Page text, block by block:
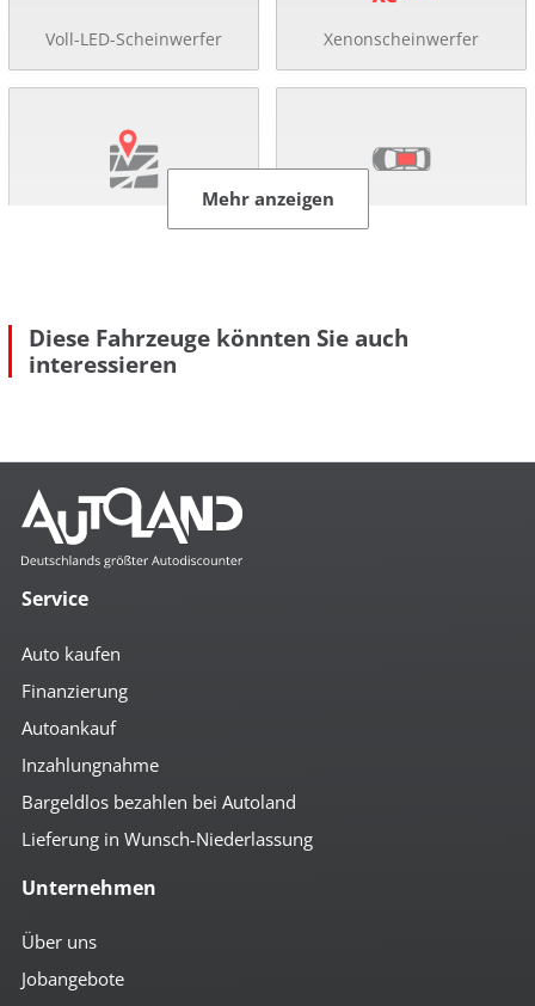
Voll-LED-Scheinwerfer Xenonscheinwerfer
Schiebe-/ Panoramadach
Mehr anzeigen
Komfort
2- Zonen Klimaautomatik
4x el. Fensterheber
Anfahrassistent
Auto Hold
autom. abblendender Innenspiegel
beheizbare Aussenspiegel
Colorverglasung
el. anklappbare Spiegel
el. Beifahrersitz
el. Fahrersitz
el. Heckklappe
Getränkehalter
höhenverst. Fahrersitz
Mehr anzeigen
Diese Fahrzeuge könnten Sie auch
interessieren
Service
Auto kaufen
Finanzierung
Autoankauf
Inzahlungnahme
Bargeldlos bezahlen bei Autoland
Lieferung in Wunsch-Niederlassung
Unternehmen
Über uns
Jobangebote